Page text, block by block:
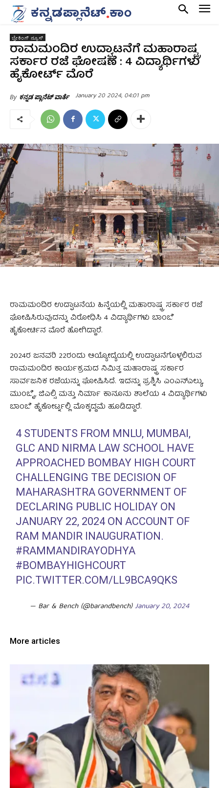
ಬ್ರೇಕಿಂಗ್ ನ್ಯೂಸ್
ರಾಮಮಂದಿರ ಉದ್ಘಾಟನೆಗೆ ಮಹಾರಾಷ್ಟ್ರ
ಸರ್ಕಾರ ರಜೆ ಘೋಷಣೆ : 4 ವಿದ್ಯಾರ್ಥಿಗಳು
ಹೈಕೋರ್ಟ್ ಮೊರೆ
By ಕನ್ನಡ ಪ್ಲಾನೆಟ್ ವಾರ್ತೆ January 20 2024, 04:01 pm
ರಾಮಮಂದಿರ ಉದ್ಘಾಟನೆಯ ಹಿನ್ನೆಯಲ್ಲಿ ಮಹಾರಾಷ್ಟ್ರ ಸರ್ಕಾರ ರಜೆ
ಘೋಷಿಸಿರುವುದನ್ನು ವಿರೋಧಿಸಿ 4 ವಿದ್ಯಾರ್ಥಿಗಳು ಬಾಂಬೆ
ಹೈಕೋರ್ಟಿನ ಮೊರೆ ಹೋಗಿದ್ದಾರೆ.
2024ರ ಜನವರಿ 22ರಂದು ಆಯ್ಯೋದ್ಯೆಯಲ್ಲಿ ಉದ್ಘಾಟನೆಗೊಳ್ಳಲಿರುವ
ರಾಮಮಂದಿರ ಕಾರ್ಯಕ್ರಮದ ನಿಮಿತ್ತ ಮಹಾರಾಷ್ಟ್ರ ಸರ್ಕಾರ
ಸಾರ್ವಜನಿಕ ರಜೆಯನ್ನು ಘೋಷಿಸಿದೆ. ಇದನ್ನು ಪ್ರಶ್ನಿಸಿ ಎಂಎನ್ಎಲ್ಯು,
ಮುಂಬೈ, ಜಿಎಲ್ಸಿ ಮತ್ತು ನಿರ್ಮಾ ಕಾನೂನು ಶಾಲೆಯ 4 ವಿದ್ಯಾರ್ಥಿಗಳು
ಬಾಂಬೆ ಹೈಕೋರ್ಟ್ನಲ್ಲಿ ಮೊಕ್ಕದ್ದಮೆ ಹೂಡಿದ್ದಾರೆ.
4 STUDENTS FROM MNLU, MUMBAI,
GLC AND NIRMA LAW SCHOOL HAVE
APPROACHED BOMBAY HIGH COURT
CHALLENGING TBE DECISION OF
MAHARASHTRA GOVERNMENT OF
DECLARING PUBLIC HOLIDAY ON
JANUARY 22, 2024 ON ACCOUNT OF
RAM MANDIR INAUGURATION.
#RAMMANDIRAYODHYA
#BOMBAYHIGHCOURT
PIC.TWITTER.COM/LL9BCA9QKS
— Bar & Bench (@barandbench)January 20, 2024
More articles